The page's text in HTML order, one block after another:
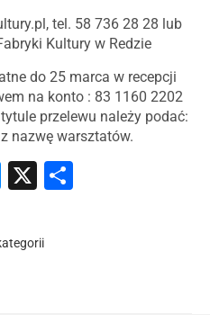
, tel. 58 736 28 28 lub
Kultury w Redzie
do 25 marca w recepcji
na konto : 83 1160 2202
przelewu należy podać:
nazwę warsztatów.
Messenger
X